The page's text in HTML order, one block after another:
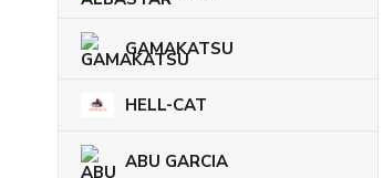
GAMAKATSU
HELL-CAT
ABU GARCIA